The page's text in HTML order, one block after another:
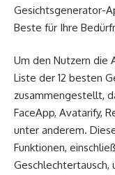
Gesichtsgenerator-
Beste für Ihre
Um den Nutzern die
Liste der 12 besten
zusammengestellt,
FaceApp, Avatarify,
unter anderem.
Funktionen,